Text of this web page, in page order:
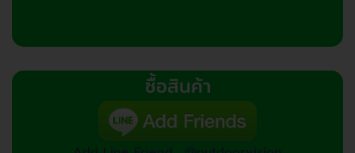
ซื้อสินค้า